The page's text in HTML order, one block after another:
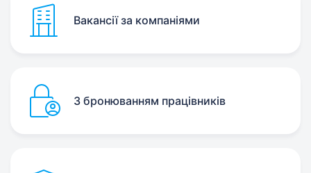
Вакансії за компаніями
З бронюванням працівників